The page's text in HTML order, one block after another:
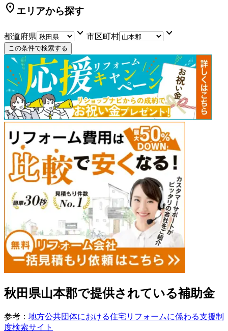
location_on エリアから探す
都道府県 keyboard_arrow_down 市区町村 keyboard_arrow_down
この条件で検索する
秋田県山本郡で提供されている補助金
参考： 地方公共団体における住宅リフォームに係わる支援制
度検索サイト